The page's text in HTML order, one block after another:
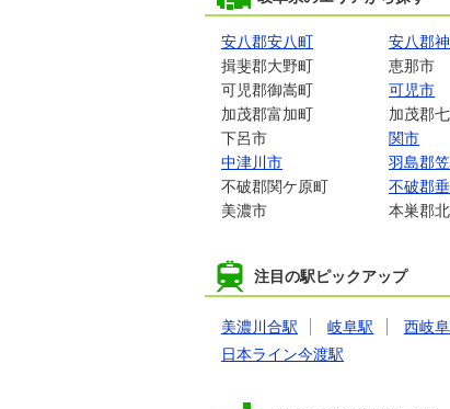
安八郡安八町 安八郡
揖斐郡大野町
恵那市
可児郡御嵩町
可児市
加茂郡富加町
加茂郡
下呂市
関市
中津川市
羽島郡
不破郡関ケ原町
不破郡
美濃市
本巣郡
注目の駅ピックアップ
美濃川合駅 岐阜駅 西岐
日本ライン今渡駅